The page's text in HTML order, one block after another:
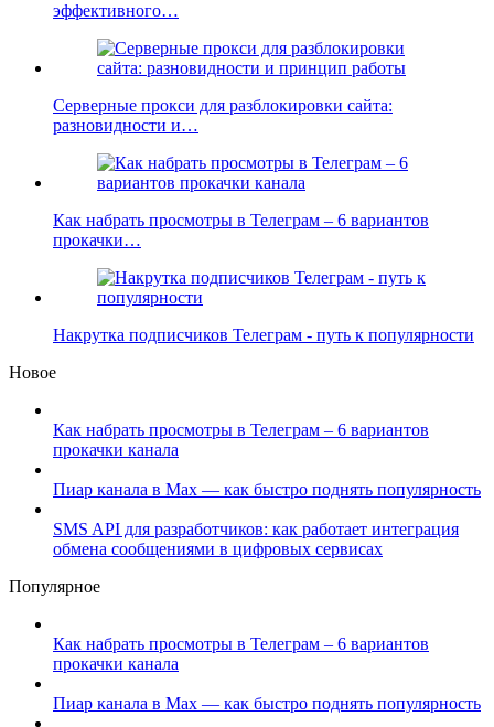
эффективного…
Серверные прокси для разблокировки сайта:
разновидности и…
Как набрать просмотры в Телеграм – 6 вариантов
прокачки…
Накрутка подписчиков Телеграм - путь к популярности
Новое
Как набрать просмотры в Телеграм – 6 вариантов
прокачки канала
Пиар канала в Max — как быстро поднять популярность
SMS API для разработчиков: как работает интеграция
обмена сообщениями в цифровых сервисах
Популярное
Как набрать просмотры в Телеграм – 6 вариантов
прокачки канала
Пиар канала в Max — как быстро поднять популярность